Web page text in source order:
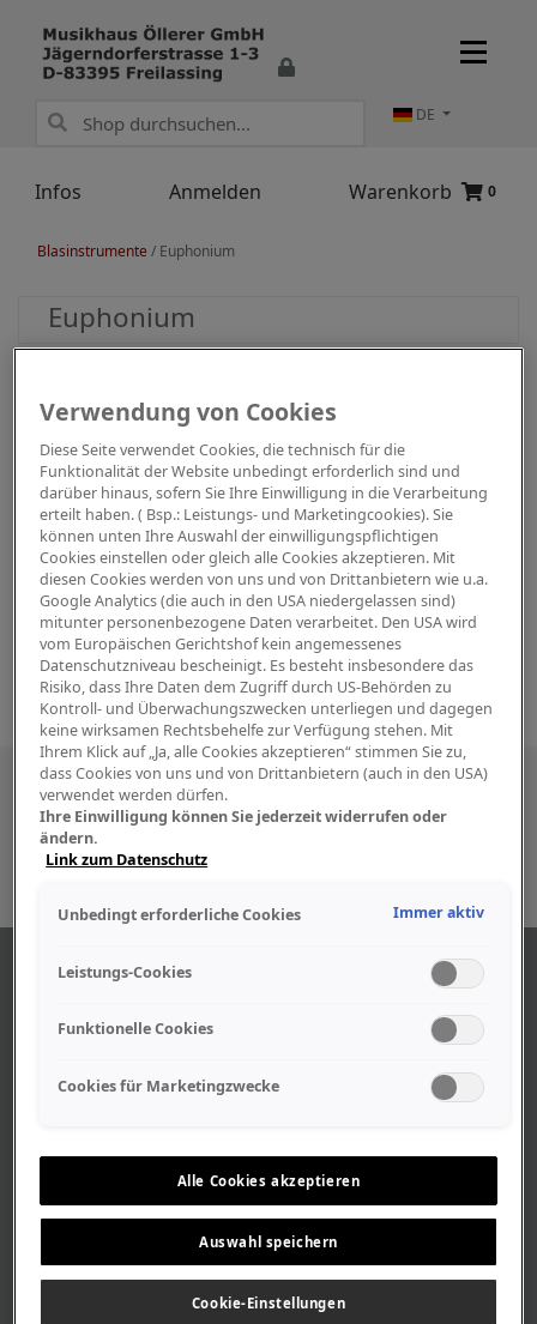
Infos Anmelden Warenkorb 0
DE
Blasinstrumente / Euphonium
Euphonium
Besuchen Sie uns auch in den sozialen
Medien
Geschäftszeiten
Stellenangebote
Geschichte
RECHTLICHES
Verwendung von Cookies
Diese Seite verwendet Cookies, die technisch für die
Funktionalität der Website unbedingt erforderlich sind und
darüber hinaus, sofern Sie Ihre Einwilligung in die Verarbeitung
erteilt haben. ( Bsp.: Leistungs- und Marketingcookies). Sie
können unten Ihre Auswahl der einwilligungspflichtigen
Cookies einstellen oder gleich alle Cookies akzeptieren. Mit
diesen Cookies werden von uns und von Drittanbietern wie u.a.
Google Analytics (die auch in den USA niedergelassen sind)
mitunter personenbezogene Daten verarbeitet. Den USA wird
vom Europäischen Gerichtshof kein angemessenes
Datenschutzniveau bescheinigt. Es besteht insbesondere das
Risiko, dass Ihre Daten dem Zugriff durch US-Behörden zu
Kontroll- und Überwachungszwecken unterliegen und dagegen
keine wirksamen Rechtsbehelfe zur Verfügung stehen. Mit
Ihrem Klick auf „Ja, alle Cookies akzeptieren“ stimmen Sie zu,
dass Cookies von uns und von Drittanbietern (auch in den USA)
verwendet werden dürfen.
Ihre Einwilligung können Sie jederzeit widerrufen oder
ändern.
Link zum Datenschutz
Unbedingt erforderliche Cookies Immer aktiv
Leistungs-Cookies
Funktionelle Cookies
Cookies für Marketingzwecke
Alle Cookies akzeptieren
Auswahl speichern
Cookie-Einstellungen